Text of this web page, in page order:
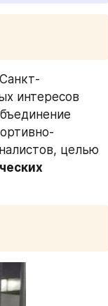
интересов
целью